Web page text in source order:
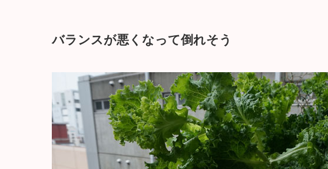
バランスが悪くなって倒れそう